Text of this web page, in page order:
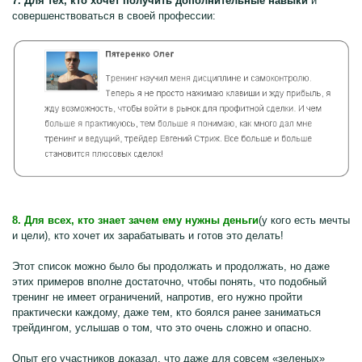
совершенствоваться в своей профессии:
8. Для всех, кто знает зачем ему нужны деньги(у кого есть мечты
и цели), кто хочет их зарабатывать и готов это делать!
Этот список можно было бы продолжать и продолжать, но даже
этих примеров вполне достаточно, чтобы понять, что подобный
тренинг не имеет ограничений, напротив, его нужно пройти
практически каждому, даже тем, кто боялся ранее заниматься
трейдингом, услышав о том, что это очень сложно и опасно.
Опыт его участников доказал, что даже для совсем «зеленых»